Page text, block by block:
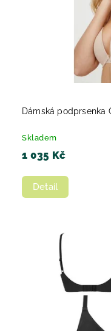
Dámská podprsenka
Skladem
1 035 Kč
Detail